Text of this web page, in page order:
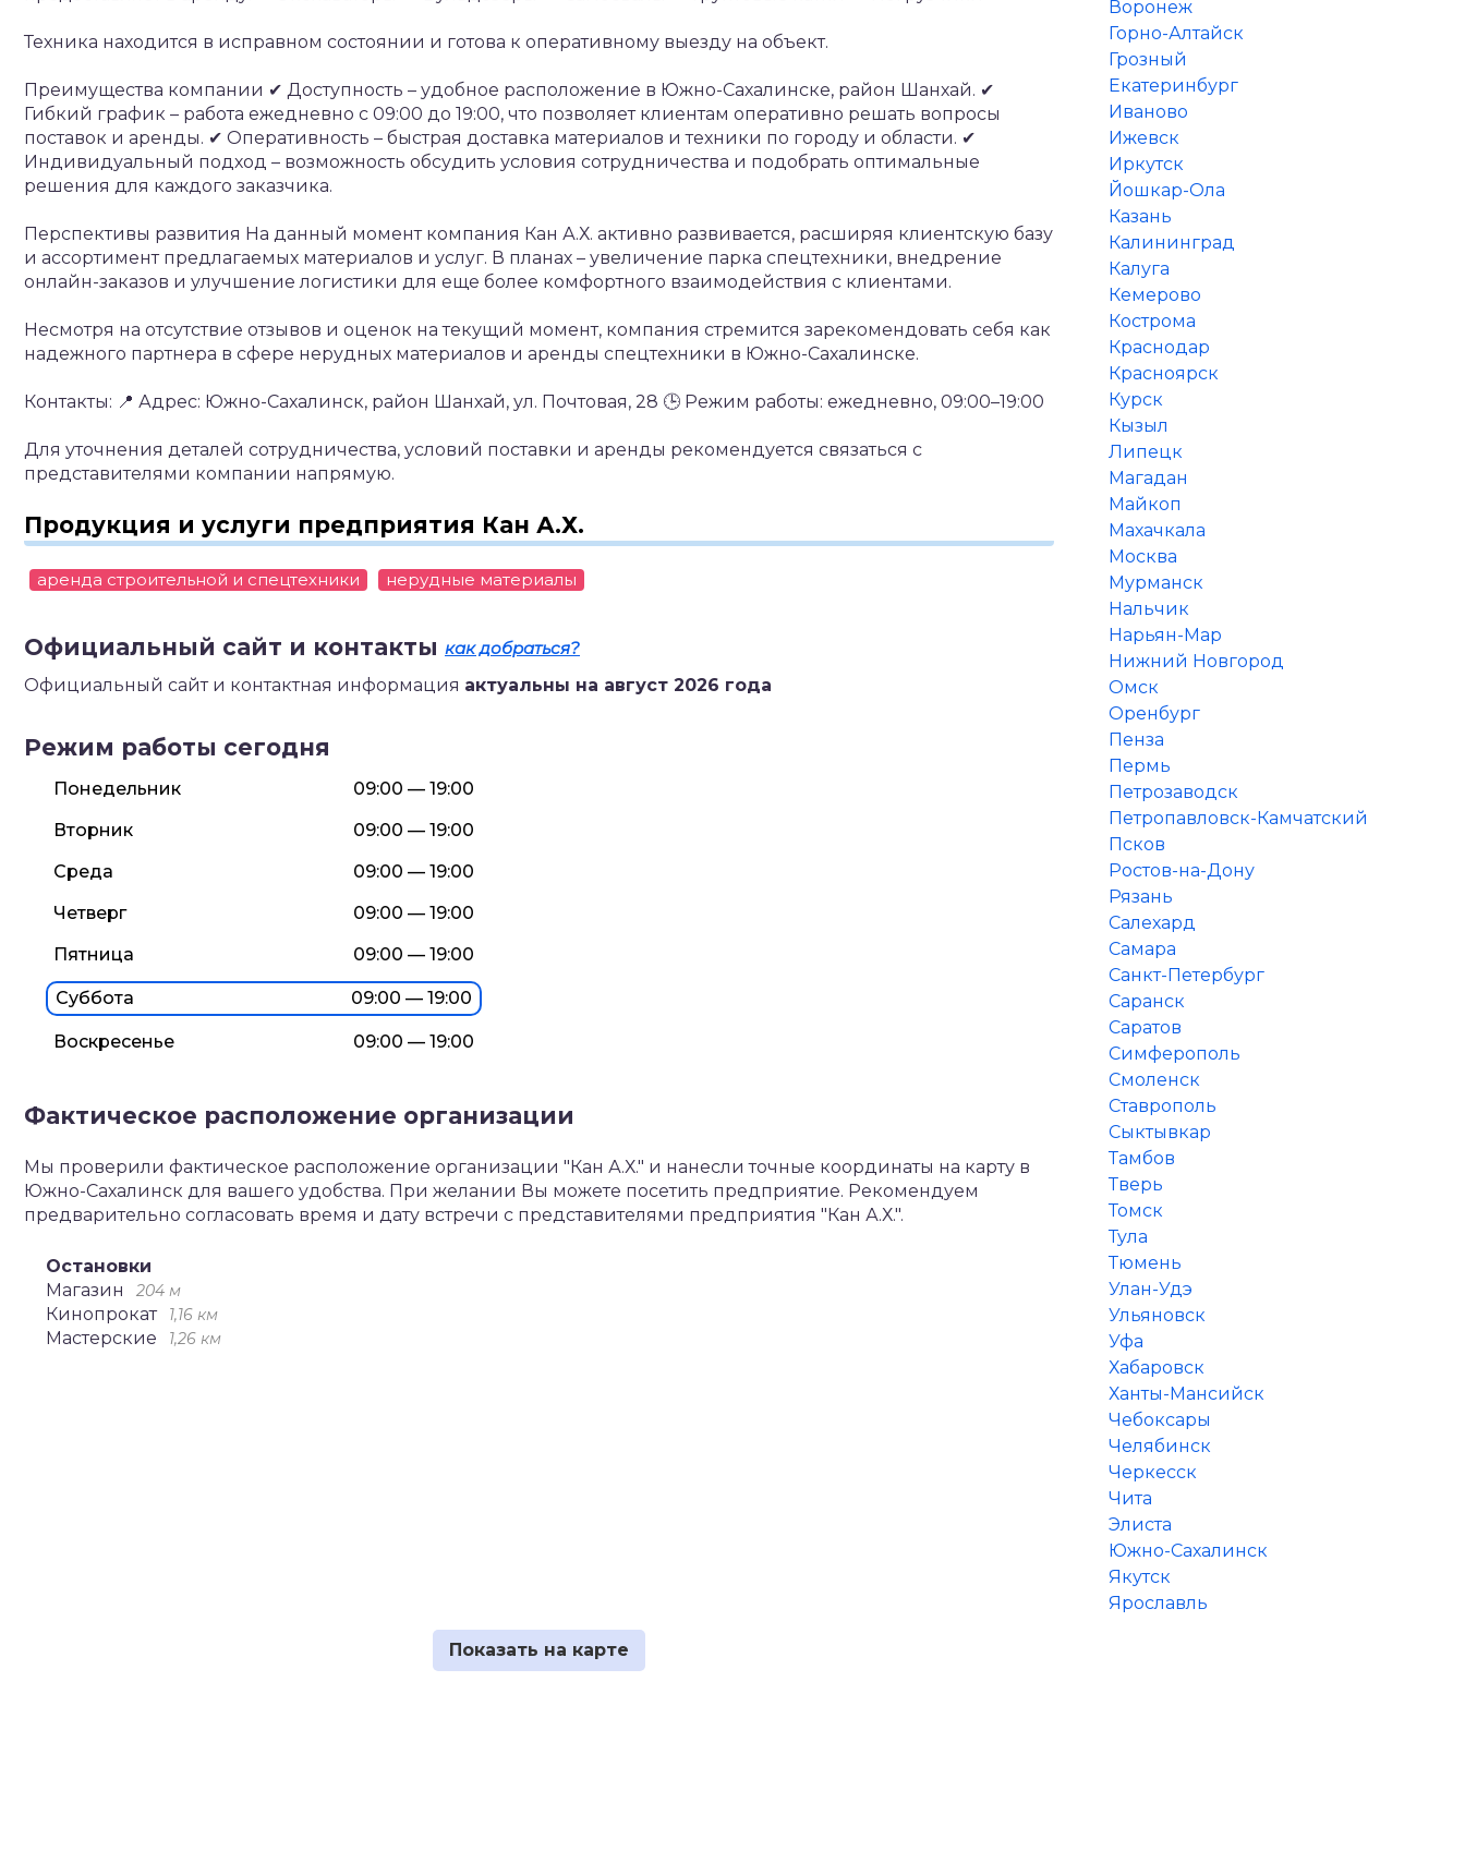
Техника находится в исправном состоянии и готова к оперативному выезду на объект.
Преимущества компании ✔ Доступность – удобное расположение в Южно-Сахалинске, район Шанхай. ✔
Гибкий график – работа ежедневно с 09:00 до 19:00, что позволяет клиентам оперативно решать вопросы
поставок и аренды. ✔ Оперативность – быстрая доставка материалов и техники по городу и области. ✔
Индивидуальный подход – возможность обсудить условия сотрудничества и подобрать оптимальные
решения для каждого заказчика.
Перспективы развития На данный момент компания Кан А.Х. активно развивается, расширяя клиентскую базу
и ассортимент предлагаемых материалов и услуг. В планах – увеличение парка спецтехники, внедрение
онлайн-заказов и улучшение логистики для еще более комфортного взаимодействия с клиентами.
Несмотря на отсутствие отзывов и оценок на текущий момент, компания стремится зарекомендовать себя как
надежного партнера в сфере нерудных материалов и аренды спецтехники в Южно-Сахалинске.
Контакты: 📍 Адрес: Южно-Сахалинск, район Шанхай, ул. Почтовая, 28 🕒 Режим работы: ежедневно, 09:00–19:00
Для уточнения деталей сотрудничества, условий поставки и аренды рекомендуется связаться с
представителями компании напрямую.
Продукция и услуги предприятия Кан А.Х.
аренда строительной и спецтехники нерудные материалы
Официальный сайт и контакты как добраться?
Официальный сайт и контактная информация актуальны на август 2026 года
Режим работы сегодня
Понедельник
09:00 — 19:00
Вторник
09:00 — 19:00
Среда
09:00 — 19:00
Четверг
09:00 — 19:00
Пятница
09:00 — 19:00
Суббота 09:00 — 19:00
Воскресенье 09:00 — 19:00
Фактическое расположение организации
Мы проверили фактическое расположение организации "Кан А.Х." и нанесли точные координаты на карту в
Южно-Сахалинск для вашего удобства. При желании Вы можете посетить предприятие. Рекомендуем
предварительно согласовать время и дату встречи с представителями предприятия "Кан А.Х.".
Остановки
Магазин
204 м
Кинопрокат 1,16 км
Мастерские 1,26 км
Воронеж
Горно-Алтайск
Грозный
Екатеринбург
Иваново
Ижевск
Иркутск
Йошкар-Ола
Казань
Калининград
Калуга
Кемерово
Кострома
Краснодар
Красноярск
Курск
Кызыл
Липецк
Магадан
Майкоп
Махачкала
Москва
Мурманск
Нальчик
Нарьян-Мар
Нижний Новгород
Омск
Оренбург
Пенза
Пермь
Петрозаводск
Петропавловск-Камчатский
Псков
Ростов-на-Дону
Рязань
Салехард
Самара
Санкт-Петербург
Саранск
Саратов
Симферополь
Смоленск
Ставрополь
Сыктывкар
Тамбов
Тверь
Томск
Тула
Тюмень
Улан-Удэ
Ульяновск
Уфа
Хабаровск
Ханты-Мансийск
Чебоксары
Челябинск
Черкесск
Чита
Элиста
Южно-Сахалинск
Якутск
Ярославль